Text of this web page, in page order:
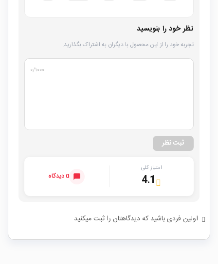
نظر خود را بنویسید
تجربه خود را از این محصول با دیگران به اشتراک بگذارید.
۰/۱۰۰۰
ثبت نظر
امتیاز کلی
4.1 0 دیدگاه
اولین فردی باشید که دیدگاهتان را ثبت میکنید